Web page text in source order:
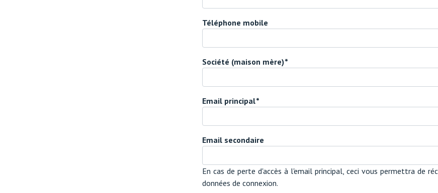
Téléphone mobile
Société (maison mère)
Email principal
Email secondaire
En cas de perte d'accès à l'email principal, ceci vous permettra de
données de connexion.